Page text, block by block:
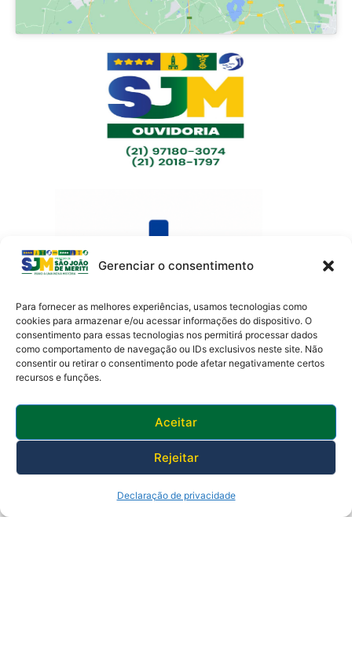
Gerenciar o consentimento
Para fornecer as melhores experiências, usamos tecnologias como
cookies para armazenar e/ou acessar informações do dispositivo. O
consentimento para essas tecnologias nos permitirá processar dados
como comportamento de navegação ou IDs exclusivos neste site. Não
consentir ou retirar o consentimento pode afetar negativamente certos
recursos e funções.
Aceitar
Rejeitar
Declaração de privacidade
Av. Presidente Lincoln, 899 – Jardim Meriti
São João de Meriti – RJ CEP
25555-201
Horário de funcionamento: 8:30h às 17:30h